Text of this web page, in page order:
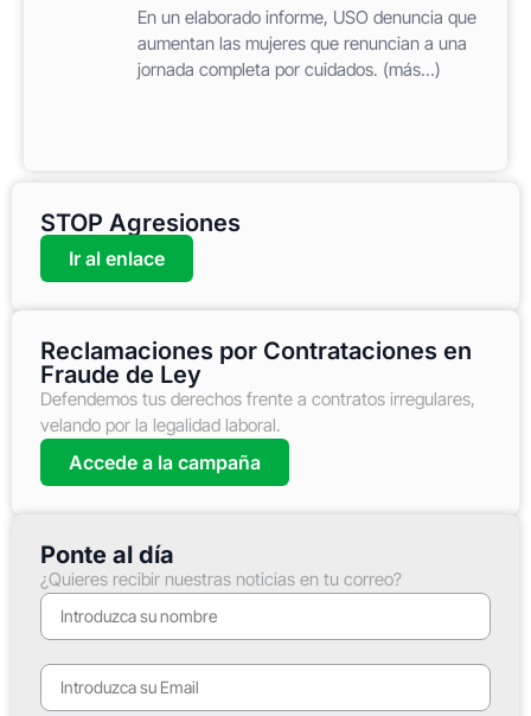
En un elaborado informe, USO denuncia que
aumentan las mujeres que renuncian a una
jornada completa por cuidados. (más…)
STOP Agresiones
Ir al enlace
Reclamaciones por Contrataciones en
Fraude de Ley
Defendemos tus derechos frente a contratos irregulares,
velando por la legalidad laboral.
Accede a la campaña
Ponte al día
¿Quieres recibir nuestras noticias en tu correo?